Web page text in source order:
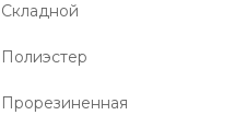
Складной
Полиэстер
Прорезиненная